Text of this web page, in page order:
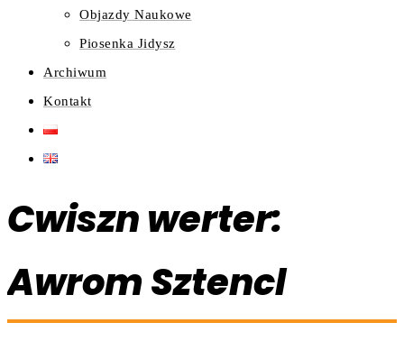
Objazdy Naukowe
Piosenka Jidysz
Archiwum
Kontakt
Cwiszn werter:
Awrom Sztencl